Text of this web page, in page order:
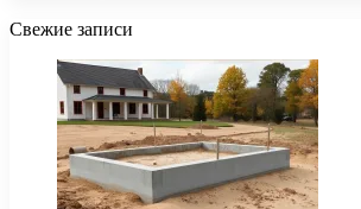
Свежие записи